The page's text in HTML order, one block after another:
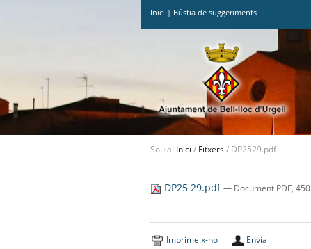
Inici | Bústia de suggeriments
Sou a: Inici / Fitxers/ DP2529.pdf
DP25 29.pdf— Document PDF,
Imprimeix-ho Envia